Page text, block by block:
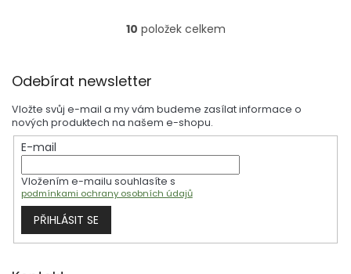
O
a
c
í
p
r
v
k
ý
10 položek celkem
Odebírat newsletter
Vložte svůj e-mail a my vám budeme zasílat informace o
nových produktech na našem e-shopu.
E-mail
Vložením e-mailu souhlasíte s
podmínkami ochrany osobních údajů
PŘIHLÁSIT SE